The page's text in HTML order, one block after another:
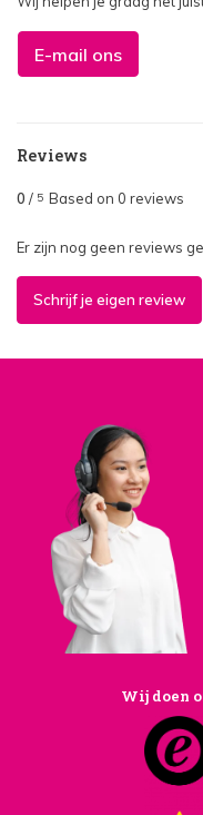
E-mail ons
Reviews
0 / 5 Based on 0 reviews
Er zijn nog geen reviews
Schrijf je eigen review
Wij doen